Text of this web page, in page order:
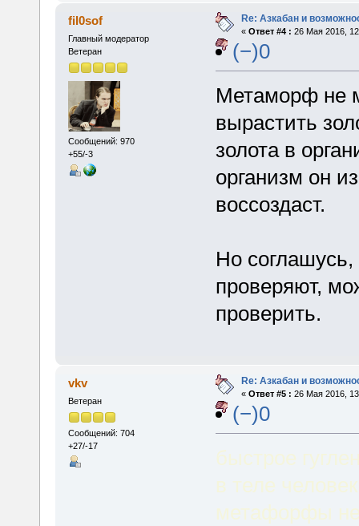
fil0sof
Главный модератор
Ветеран
Сообщений: 970
+55/-3
Re: Азкабан и
« Ответ #4 : 26 Мая 2016,
(−)0
Метаморф не
вырастить
золота в
организм он
воссоздаст.
Но
проверяют,
проверить.
vkv
Ветеран
Сообщений: 704
+27/-17
Re: Азкабан и
« Ответ #5 : 26 Мая 2016,
(−)0
быстрое
в теле
метафорфы не